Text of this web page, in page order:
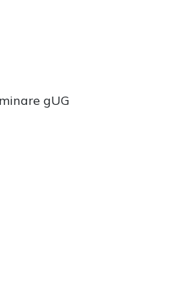
gUG